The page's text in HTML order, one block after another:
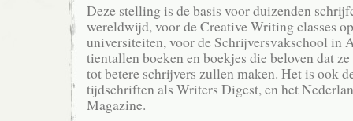
Deze stelling is de basis voor duizenden
wereldwijd, voor de Creative Writing classes
universiteiten, voor de Schrijversvakschool in
tientallen boeken en boekjes die beloven dat
tot betere schrijvers zullen maken. Het is ook
tijdschriften als Writers Digest, en het
Magazine.